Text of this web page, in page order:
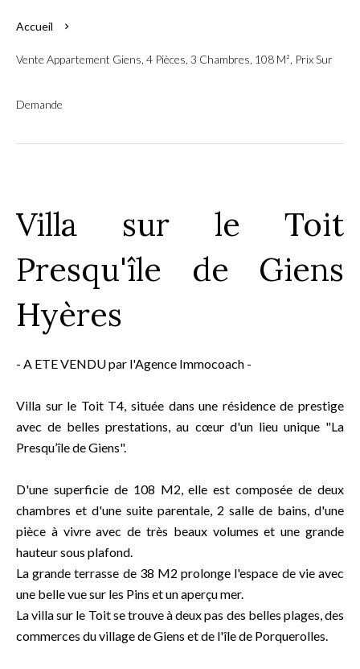
Accueil
Vente Appartement Giens, 4 Pièces, 3 Chambres, 108 M², Prix Sur
Demande
Villa sur le Toit
Presqu'île de Giens
Hyères
- A ETE VENDU par l'Agence Immocoach -
Villa sur le Toit T4, située dans une résidence de prestige
avec de belles prestations, au cœur d'un lieu unique "La
Presqu’île de Giens".
D'une superficie de 108 M2, elle est composée de deux
chambres et d'une suite parentale, 2 salle de bains, d'une
pièce à vivre avec de très beaux volumes et une grande
hauteur sous plafond.
La grande terrasse de 38 M2 prolonge l'espace de vie avec
une belle vue sur les Pins et un aperçu mer.
La villa sur le Toit se trouve à deux pas des belles plages, des
commerces du village de Giens et de l'île de Porquerolles.